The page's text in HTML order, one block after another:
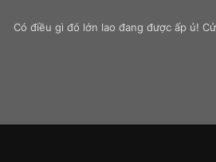
Có điều gì đó lớn lao đang được ấp ủ!